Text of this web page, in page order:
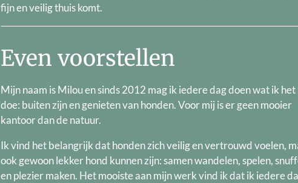
fijn en veilig thuis komt.
Even voorstellen
Mijn naam is Milou en sinds 2012 mag ik iedere dag doen wat ik
doe: buiten zijn en genieten van honden. Voor mij is er geen mooier
kantoor dan de natuur.
Ik vind het belangrijk dat honden zich veilig en vertrouwd voelen,
ook gewoon lekker hond kunnen zijn: samen wandelen, spelen,
en plezier maken. Het mooiste aan mijn werk vind ik dat ik iedere